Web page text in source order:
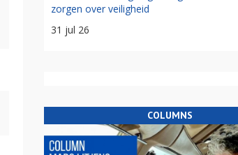
zorgen over veiligheid
31 jul 26
COLUMNS